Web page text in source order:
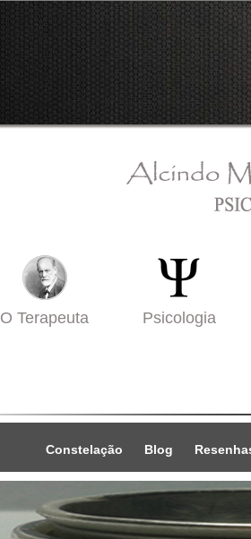
O Terapeuta Psicologia
Constelação Blog